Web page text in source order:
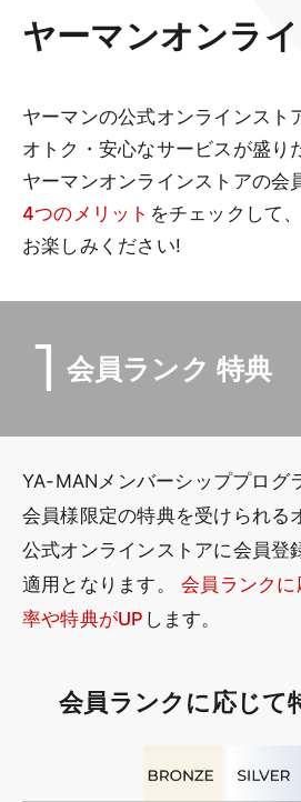
ヤーマンオンラ
ヤーマンの公式オンラインスト
オトク・安心なサービスが盛り
ヤーマンオンラインストアの会
4つのメリット をチェックして、
お楽しみください!
会員ランク 特典
YA-MANメンバーシッププログ
会員様限定の特典を受けられる
公式オンラインストアに会員登
適用となります。
会員ランク
率や特典がUP します。
会員ランクに応じて